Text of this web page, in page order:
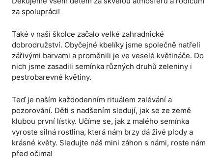
za spolupráci!
Také v naší školce začalo velké zahradnické
dobrodružství. Obyčejné kbelíky jsme společně natřeli
zářivými barvami a proměnili je ve veselé květináče. Do
nich jsme zasadili semínka různých druhů zeleniny i
pestrobarevné květiny.
Teď je naším každodenním rituálem zalévání a
pozorování. Děti s nadšením sledují, jak se ze země
klubou první lístky. Učíme se, jak z malého semínka
vyroste silná rostlina, která nám brzy dá živé plody a
krásné květy. Sledujte náš mini záhon s námi, roste nám
před očima!